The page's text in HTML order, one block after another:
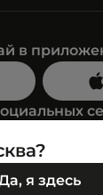
в
нам
350-55-33
я здесь